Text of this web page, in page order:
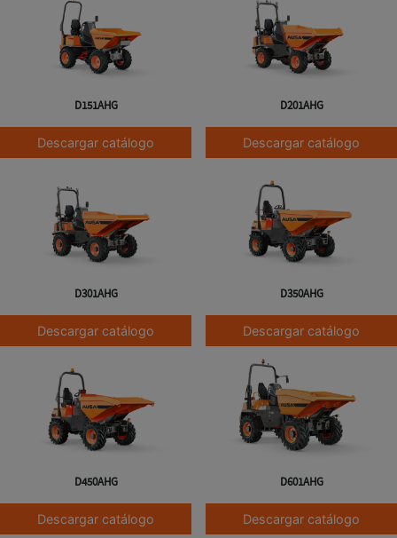
D151AHG
Descargar catálogo
D201AHG
Descargar catálogo
D301AHG
Descargar catálogo
D350AHG
Descargar catálogo
D450AHG
Descargar catálogo
D601AHG
Descargar catálogo